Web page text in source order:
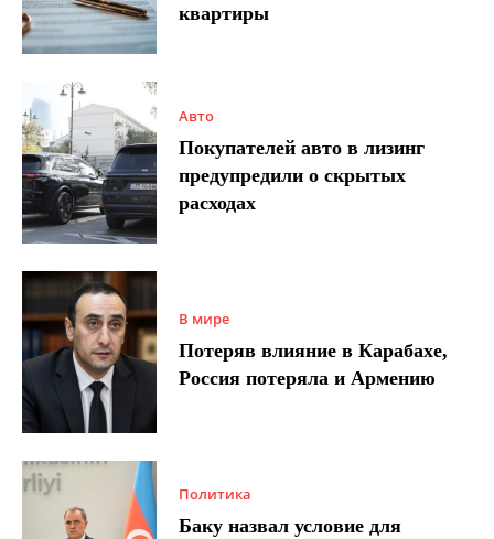
квартиры
Авто
Покупателей авто в лизинг
предупредили о скрытых
расходах
В мире
Потеряв влияние в Карабахе,
Россия потеряла и Армению
Политика
Баку назвал условие для